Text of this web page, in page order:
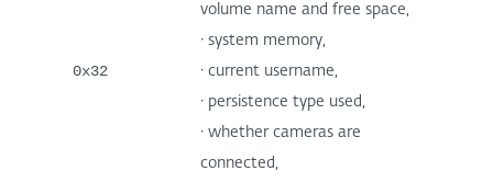
0x32
volume name and free space,
· system memory,
· current username,
· persistence type used,
· whether cameras are
connected,